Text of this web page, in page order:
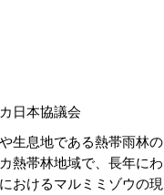
日本協議会
生息地である熱帯雨林の
熱帯林地域で、長年にわ
おけるマルミミゾウの現